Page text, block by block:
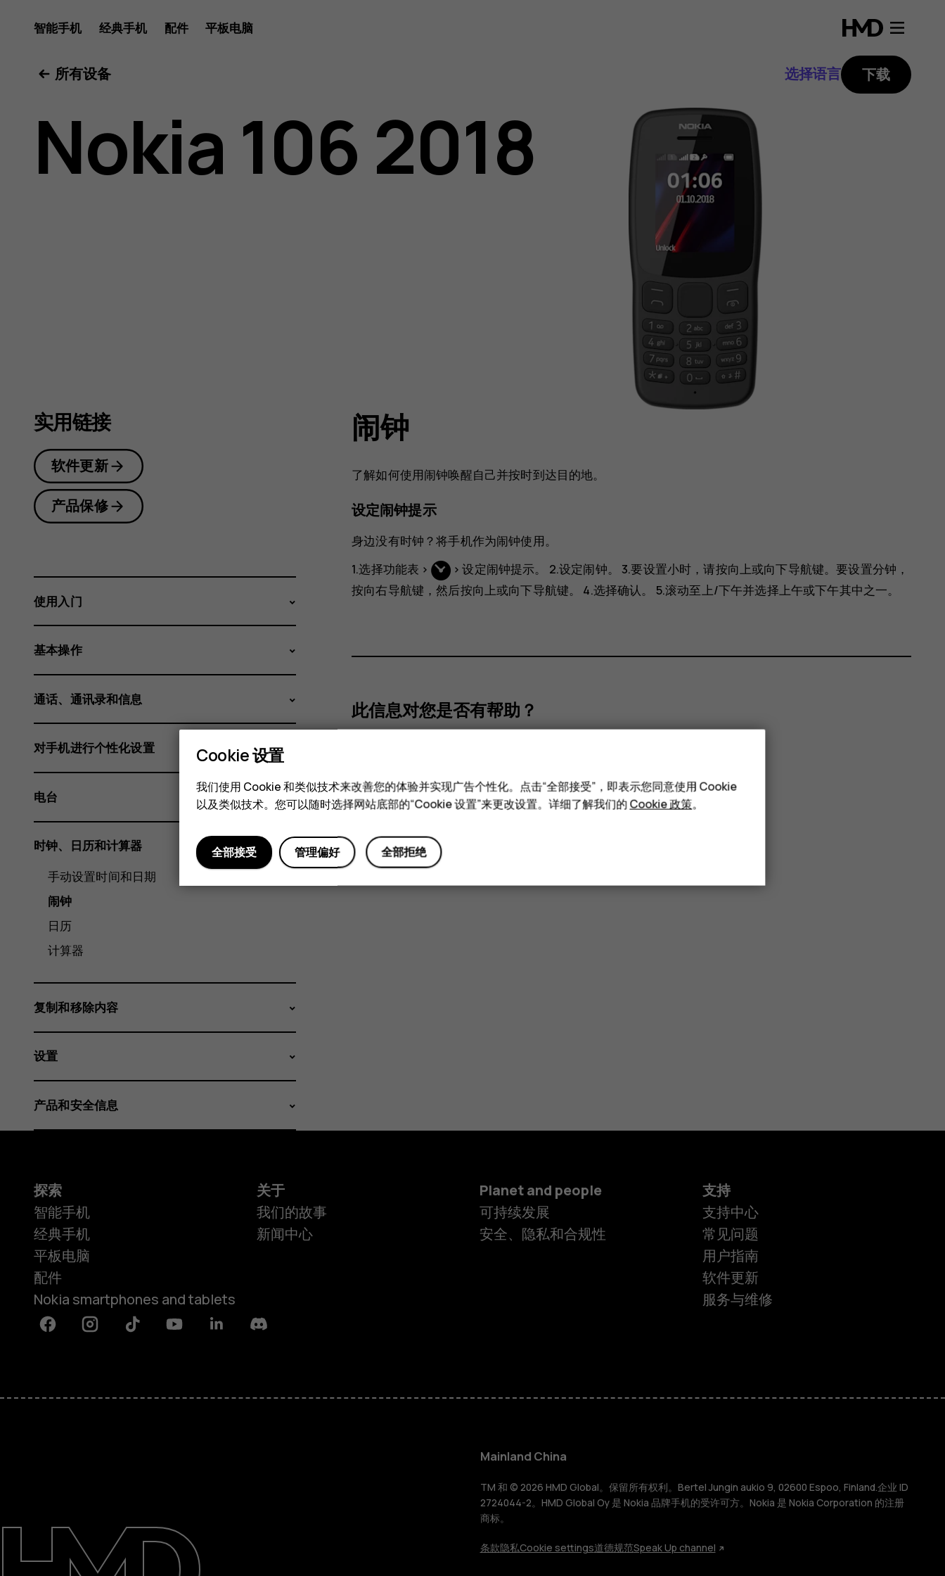
Nokia
106
2018
指
南
智能手机 经典手机 配件 平板电脑
智能手机
经典手机
配件
平板电脑
Mainland China
所有设备 选择语言 下载
Nokia 106 2018
闹钟
了解如何使用闹钟唤醒自己并按时到达目的地。
设定闹钟提示
身边没有时钟？将手机作为闹钟使用。
1.选择功能表 > >设定闹钟提示。 2.设定闹钟。 3.要设置小时，请按向上或向下导航键。要设置分钟，
按向右导航键，然后按向上或向下导航键。 4.选择确认。 5.滚动至上/下午并选择上午或下午其中之一。
此信息对您是否有帮助？
实用链接
软件更新
产品保修
使用入门
基本操作
通话、通讯录和信息
对手机进行个性化设置
电台
时钟、日历和计算器
手动设置时间和日期
闹钟
日历
计算器
复制和移除内容
设置
产品和安全信息
探索
智能手机
经典手机
平板电脑
配件
Nokia smartphones and tablets
关于
我们的故事
新闻中心
Planet and people
可持续发展
安全、隐私和合规性
支持
支持中心
常见问题
用户指南
软件更新
服务与维修
FacebookInstagramTiktok YoutubeLinkedinDiscord
Mainland China
TM 和 © 2026 HMD Global。保留所有权利。Bertel Jungin aukio 9, 02600 Espoo, Finland.企业 ID
2724044-2。HMD Global Oy 是 Nokia 品牌手机的受许可方。Nokia 是 Nokia Corporation 的注册
商标。
条款隐私Cookie settings道德规范Speak Up channel
Cookie 设置
我们使用 Cookie 和类似技术来改善您的体验并实现广告个性化。点击“全部接受”，即表示您同意使用 Cookie
以及类似技术。您可以随时选择网站底部的“Cookie 设置”来更改设置。详细了解我们的Cookie 政策。
全部拒绝
管理偏好
全部接受